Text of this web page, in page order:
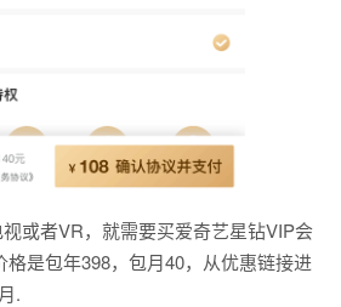
或者VR，就需要买爱奇艺星钻VIP会
格是包年398，包月40，从优惠链接进
.